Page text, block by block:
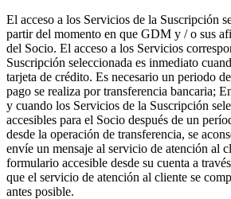
El acceso a los Servicios de la Suscripción
partir del momento en que GDM y / o sus
del Socio. El acceso a los Servicios
Suscripción seleccionada es inmediato
tarjeta de crédito. Es necesario un periodo
pago se realiza por transferencia bancaria;
y cuando los Servicios de la Suscripción
accesibles para el Socio después de un
desde la operación de transferencia, se
envíe un mensaje al servicio de atención al
formulario accesible desde su cuenta a
que el servicio de atención al cliente se
antes posible.